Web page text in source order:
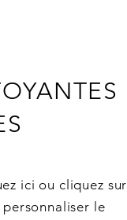
ici ou cliquez sur
le